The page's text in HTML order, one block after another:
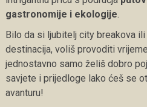
gastronomije i ekologije.
Bilo da si ljubitelj city breakova
destinacija, voliš provoditi
jednostavno samo želiš dobro
savjete i prijedloge lako ćeš se
avanturu!